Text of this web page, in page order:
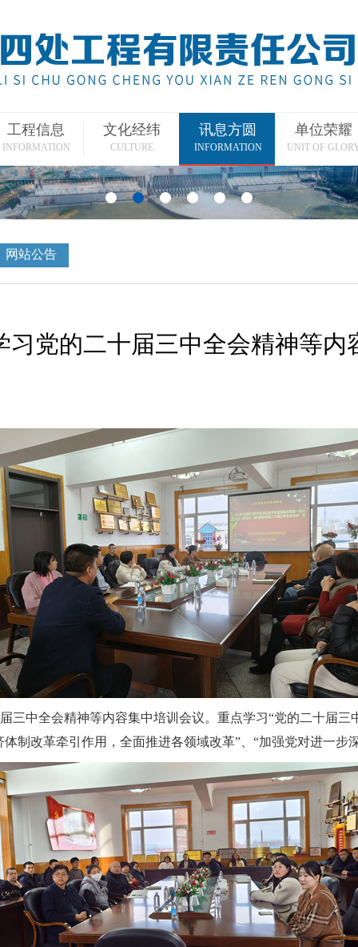
工程信息
INFORMATION
文化经纬
CULTURE
讯息方圆
INFORMATION
单位荣耀
UNIT OF
网站公告
习党的二十届三中全会精神等内
三中全会精神等内容集中培训会议。重点学习“党的二十届
制改革牵引作用，全面推进各领域改革”、“加强党对进一步